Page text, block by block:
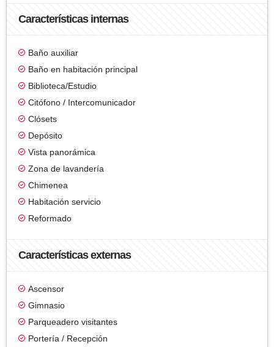
Características internas
Baño auxiliar
Baño en habitación principal
Biblioteca/Estudio
Citófono / Intercomunicador
Clósets
Depósito
Vista panorámica
Zona de lavandería
Chimenea
Habitación servicio
Reformado
Características externas
Ascensor
Gimnasio
Parqueadero visitantes
Portería / Recepción